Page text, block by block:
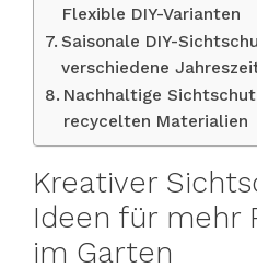
Flexible DIY-Varianten
Saisonale DIY-
verschiedene
Nachhaltige
recycelten Materialien
Kreativer
Ideen für mehr
im Garten